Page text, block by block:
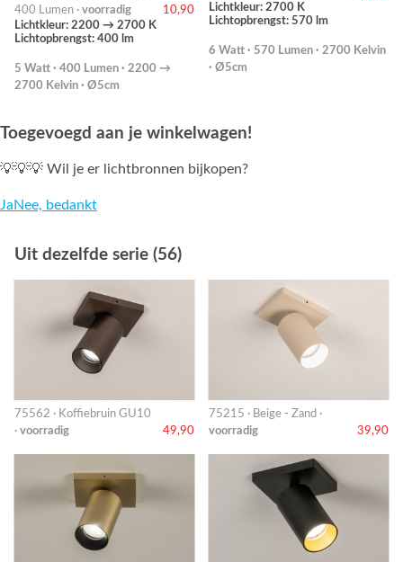
400 Lumen · voorradig
10,90
Lichtkleur: 2200 → 2700 K
Lichtopbrengst: 400 lm
5 Watt · 400 Lumen · 2200 →
2700 Kelvin · Ø5cm
Lichtkleur: 2700 K
Lichtopbrengst: 570 lm
6 Watt · 570 Lumen · 2700 Kelvin
· Ø5cm
Toegevoegd aan je winkelwagen!
💡💡💡 Wil je er lichtbronnen bijkopen?
JaNee, bedankt
Uit dezelfde serie (56)
75562 · Koffiebruin GU10
· voorradig 49,90
75215 · Beige - Zand ·
voorradig
39,90